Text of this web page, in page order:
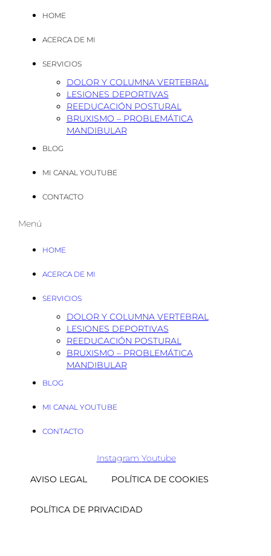
HOME
ACERCA DE MI
SERVICIOS
DOLOR Y COLUMNA VERTEBRAL
LESIONES DEPORTIVAS
REEDUCACIÓN POSTURAL
BRUXISMO – PROBLEMÁTICA
MANDIBULAR
BLOG
MI CANAL YOUTUBE
CONTACTO
Menú
HOME
ACERCA DE MI
SERVICIOS
DOLOR Y COLUMNA VERTEBRAL
LESIONES DEPORTIVAS
REEDUCACIÓN POSTURAL
BRUXISMO – PROBLEMÁTICA
MANDIBULAR
BLOG
MI CANAL YOUTUBE
CONTACTO
Instagram Youtube
AVISO LEGAL
POLÍTICA DE COOKIES
POLÍTICA DE PRIVACIDAD